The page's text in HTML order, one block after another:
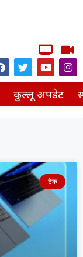
कुल्लू अपडेट
टेक